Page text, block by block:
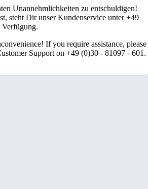
Unannehmlichkeiten zu entschuldigen!
steht Dir unser Kundenservice unter +49
If you require assistance, please
Support on +49 (0)30 - 81097 - 601.